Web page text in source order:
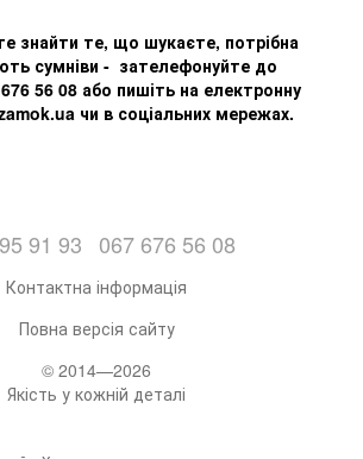
знайти те, що шукаєте, потрібна
сумніви - зателефонуйте до
56 08 або пишіть на електронну
чи в соціальних мережах.
91 93 067 676 56 08
Контактна інформація
Повна версія сайту
© 2014—2026
Якість у кожній деталі